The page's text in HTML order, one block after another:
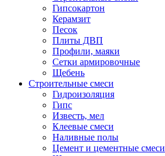
Гипсокартон
Керамзит
Песок
Плиты ДВП
Профили, маяки
Сетки армировочные
Щебень
Строительные смеси
Гидроизоляция
Гипс
Известь, мел
Клеевые смеси
Наливные полы
Цемент и цементные смеси